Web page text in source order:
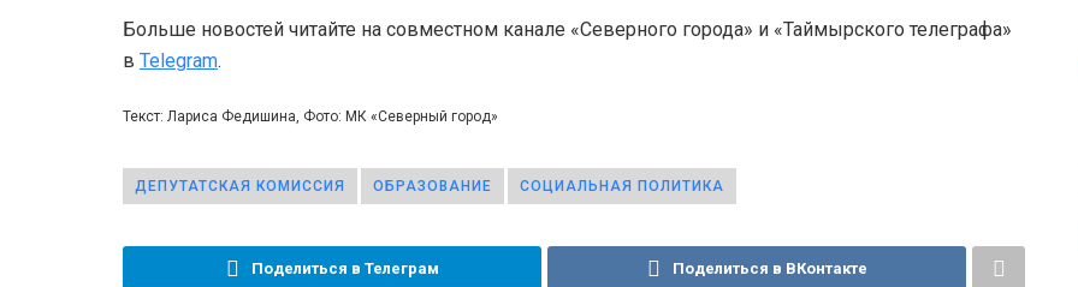
Больше новостей читайте на совместном канале «Северного города» и «Таймырского телеграфа»
в Telegram.
Текст: Лариса Федишина, Фото: МК «Северный город»
ДЕПУТАТСКАЯ КОМИССИЯ ОБРАЗОВАНИЕ СОЦИАЛЬНАЯ ПОЛИТИКА
Поделиться в Телеграм Поделиться в ВКонтакте